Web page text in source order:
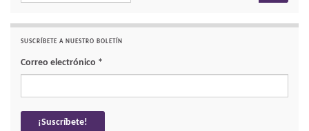
SUSCRÍBETE A NUESTRO BOLETÍN
Correo electrónico *